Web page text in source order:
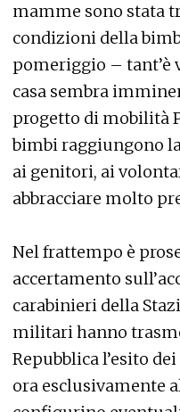
mamme sono stata
condizioni della
pomeriggio – tant’è
casa sembra
progetto di mobilità
bimbi raggiungono
ai genitori, ai
abbracciare molto
Nel frattempo è
accertamento
carabinieri della
militari hanno
Repubblica l’esito
ora esclusivamente